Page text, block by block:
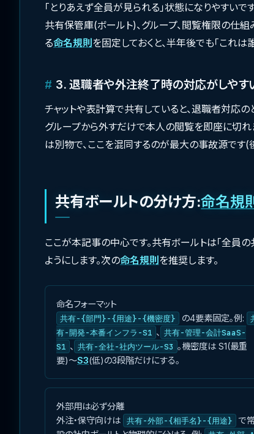
「とりあえず全員が見られる」状態になりやすい
共有保管庫(ボールト)、グループ、閲覧権限の仕
る命名規則を固定しておくと、半年後でも「これ
3. 退職者や外注終了時の対応がしやす
チャットや表計算で共有していると、退職者対応の
グループから外すだけで本人の閲覧を即座に切れ
は別物で、ここを混同するのが最大の事故源です(
共有ボールトの分け方:命名規
ここが本記事の中心です。共有ボールトは「全員
ようにします。次の命名規則 を推奨します。
命名フォーマット
共有-{部門}-{用途}-{機密度}
の4要素固定。例:
有-開発-本番インフラ-S1 、 共有-管理-会計SaaS-
S1 、 共有-全社-社内ツール-S3 。機密度は S1(最重
要)〜S3(低)の3段階だけにする。
外部用は必ず分離
外注・保守向けは 共有-外部-{相手名}-{用途}
で常